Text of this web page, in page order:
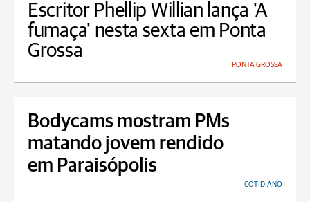
Escritor Phellip Willian lança 'A
fumaça' nesta sexta em Ponta
Grossa
PONTA GROSSA
Bodycams mostram PMs
matando jovem rendido
em Paraisópolis
COTIDIANO